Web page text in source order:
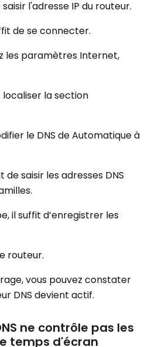
l'adresse IP du routeur.
de se connecter.
les paramètres Internet,
localiser la section
le DNS de Automatique à
de saisir les adresses DNS
il suffit d’enregistrer les
routeur.
vous pouvez constater
DNS devient actif.
ne contrôle pas les
temps d'écran